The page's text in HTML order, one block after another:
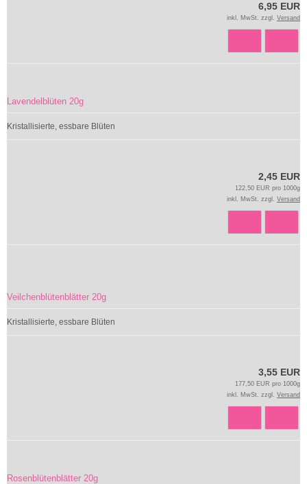
6,95 EUR
inkl. MwSt. zzgl. Versand
Lavendelblüten 20g
Kristallisierte, essbare Blüten
2,45 EUR
122,50 EUR pro 1000g
inkl. MwSt. zzgl. Versand
Veilchenblütenblätter 20g
Kristallisierte, essbare Blüten
3,55 EUR
177,50 EUR pro 1000g
inkl. MwSt. zzgl. Versand
Rosenblütenblätter 20g